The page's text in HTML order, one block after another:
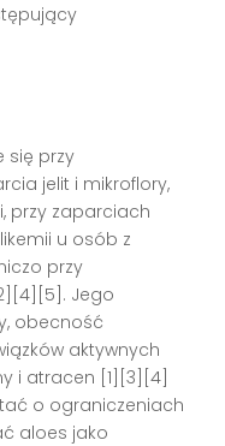
się przy
jelit i mikroflory,
przy zaparciach
u osób z
przy
Jego
obecność
aktywnych
i atracen [1][3][4]
o ograniczeniach
aloes jako